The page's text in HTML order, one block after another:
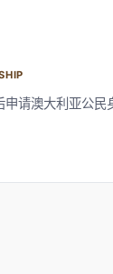
请澳大利亚公民